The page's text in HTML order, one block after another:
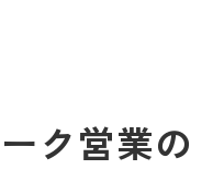
ク営業の